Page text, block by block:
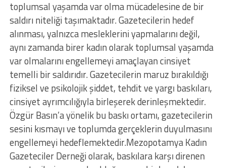
toplumsal yaşamda var olma mücadelesine de bir
saldırı niteliği taşımaktadır. Gazetecilerin hedef
alınması, yalnızca mesleklerini yapmalarını değil,
aynı zamanda birer kadın olarak toplumsal yaşamda
var olmalarını engellemeyi amaçlayan cinsiyet
temelli bir saldırıdır. Gazetecilerin maruz bırakıldığı
fiziksel ve psikolojik şiddet, tehdit ve yargı baskıları,
cinsiyet ayrımcılığıyla birleşerek derinleşmektedir.
Özgür Basın’a yönelik bu baskı ortamı, gazetecilerin
sesini kısmayı ve toplumda gerçeklerin duyulmasını
engellemeyi hedeflemektedir.Mezopotamya Kadın
Gazeteciler Derneği olarak, baskılara karşı direnen